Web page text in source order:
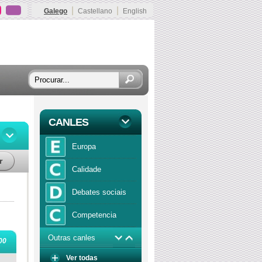
Galego Castellano English
CANLES
Europa
Calidade
Debates sociais
Competencia
Economía
Outras canles
Ver todas